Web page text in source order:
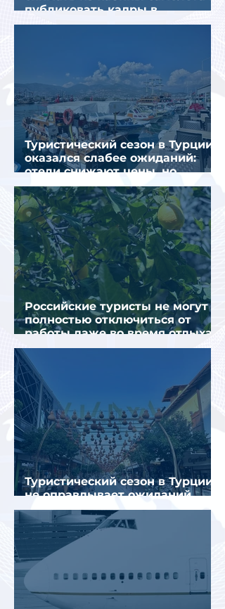
публиковать кадры в
интернете
Туристический сезон в Турции
оказался слабее ожиданий:
отели снижают цены, но
загрузка остается низкой
Российские туристы не могут
полностью отключиться от
работы даже во время отдыха
в Турции
Туристический сезон в Турции
не оправдывает ожиданий
отрасли